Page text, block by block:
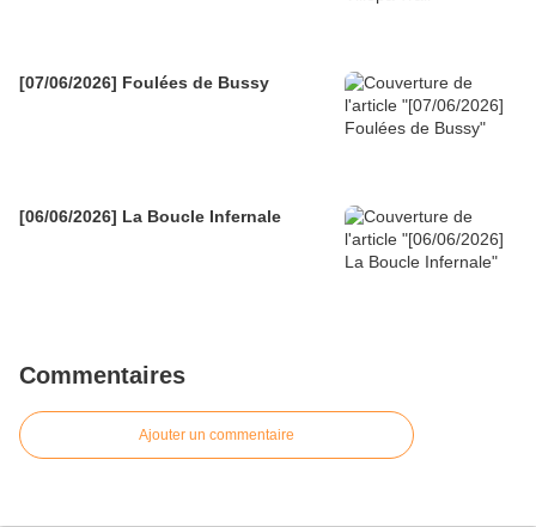
[07/06/2026] Foulées de Bussy
[06/06/2026] La Boucle Infernale
Commentaires
Ajouter un commentaire